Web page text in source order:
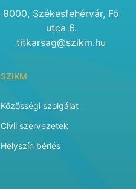
8000, Székesfehérvár, Fő
utca 6.
titkarsag@szikm.hu
SZIKM
Közösségi szolgálat
Civil szervezetek
Helyszín bérlés